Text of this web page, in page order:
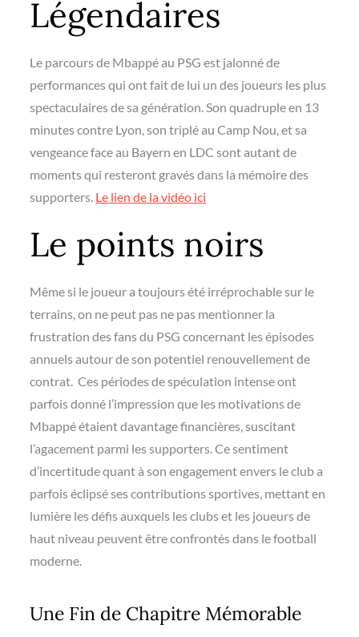
Légendaires
Le parcours de Mbappé au PSG est jalonné de
performances qui ont fait de lui un des joueurs les plus
spectaculaires de sa génération. Son quadruple en 13
minutes contre Lyon, son triplé au Camp Nou, et sa
vengeance face au Bayern en LDC sont autant de
moments qui resteront gravés dans la mémoire des
supporters. Le lien de la vidéo ici
Le points noirs
Même si le joueur a toujours été irréprochable sur le
terrains, on ne peut pas ne pas mentionner la
frustration des fans du PSG concernant les épisodes
annuels autour de son potentiel renouvellement de
contrat. Ces périodes de spéculation intense ont
parfois donné l’impression que les motivations de
Mbappé étaient davantage financières, suscitant
l’agacement parmi les supporters. Ce sentiment
d’incertitude quant à son engagement envers le club a
parfois éclipsé ses contributions sportives, mettant en
lumière les défis auxquels les clubs et les joueurs de
haut niveau peuvent être confrontés dans le football
moderne.
Une Fin de Chapitre Mémorable